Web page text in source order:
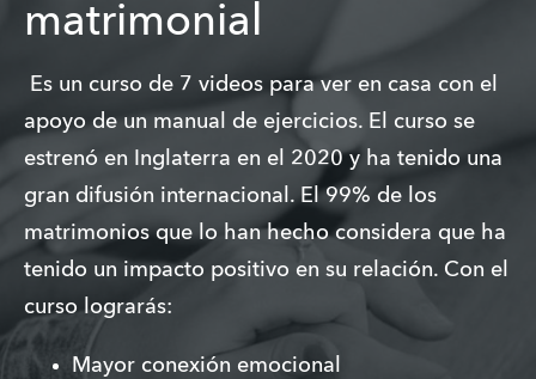
matrimonial
Es un curso de 7 videos para ver en casa con el
apoyo de un manual de ejercicios. El curso se
estrenó en Inglaterra en el 2020 y ha tenido una
gran difusión internacional. El 99% de los
matrimonios que lo han hecho considera que ha
tenido un impacto positivo en su relación. Con el
curso lograrás:
Mayor conexión emocional